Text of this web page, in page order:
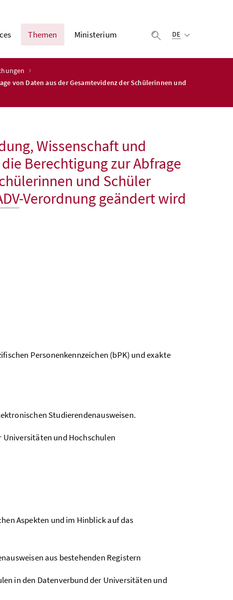
Themen Ministerium Suche einblenden
DE
von Daten aus der Gesamtevidenz der Schülerinnen und
Wissenschaft und
Berechtigung zur Abfrage
und Schüler
-Verordnung geändert wird
Personenkennzeichen (bPK) und exakte
Studierendenausweisen.
Universitäten und Hochschulen
Aspekten und im Hinblick auf das
aus bestehenden Registern
in den Datenverbund der Universitäten und